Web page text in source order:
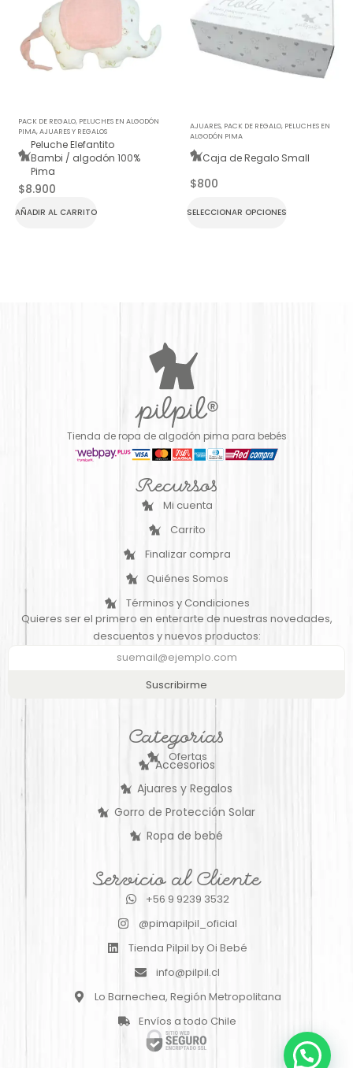
PACK DE REGALO, PELUCHES EN ALGODÓN
PIMA,AJUARES Y REGALOS
Peluche Elefantito
Bambi / algodón 100%
Pima
$8.900
AÑADIR AL CARRITO
AJUARES, PACK DE REGALO, PELUCHES EN
ALGODÓN PIMA
Caja de Regalo Small
$800
SELECCIONAR OPCIONES
Tienda de ropa de algodón pima para bebés
Recursos
Mi cuenta
Carrito
Finalizar compra
Quiénes Somos
Términos y Condiciones
Quieres ser el primero en enterarte de nuestras novedades,
descuentos y nuevos productos:
Suscribirme
Categorías
Ofertas
Accesorios
Ajuares y Regalos
Gorro de Protección Solar
Ropa de bebé
Servicio al Cliente
+56 9 9239 3532
@pimapilpil_oficial
Tienda Pilpil by Oi Bebé
info@pilpil.cl
Lo Barnechea, Región Metropolitana
Envíos a todo Chile